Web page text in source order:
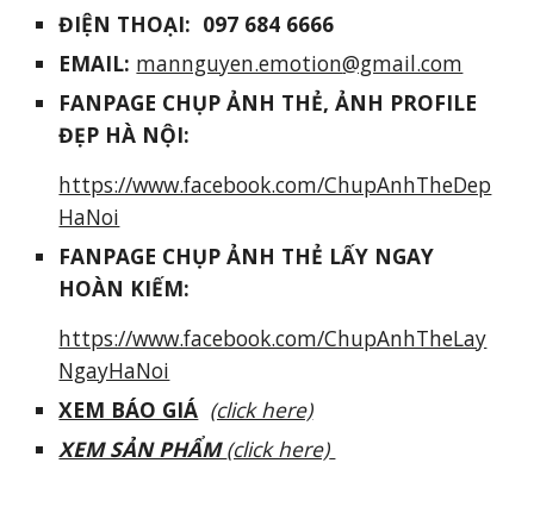
ĐIỆN THOẠI: 097 684 6666
EMAIL: mannguyen.emotion@gmail.com
FANPAGE CHỤP ẢNH THẺ, ẢNH PROFILE
ĐẸP HÀ NỘI:
https://www.facebook.com/ChupAnhTheDep
HaNoi
FANPAGE CHỤP ẢNH THẺ LẤY NGAY
HOÀN KIẾM:
https://www.facebook.com/ChupAnhTheLay
NgayHaNoi
XEM BÁO GIÁ (click here)
XEM SẢN PHẨM(click here)